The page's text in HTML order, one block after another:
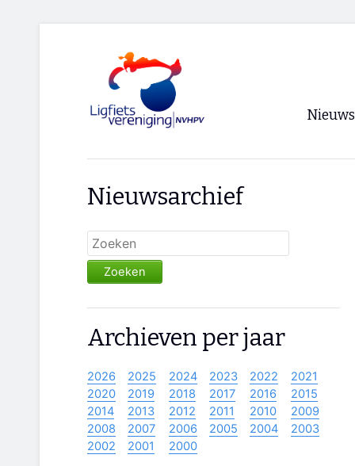
Nieuws
Nieuwsarchief
Zoeken
Archieven per jaar
2026 2025 2024 2023 2022
2021
2020
2019 2018 2017 2016
2015
2014
2013 2012 2011 2010
2009
2008
2007 2006 2005 2004
2003
2002
2001 2000